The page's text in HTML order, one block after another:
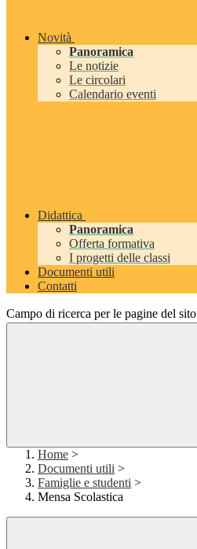
Novità
Panoramica
Le notizie
Le circolari
Calendario eventi
Didattica
Panoramica
Offerta formativa
I progetti delle classi
Documenti utili
Contatti
Campo di ricerca per le pagine del sito
Home >
Documenti utili >
Famiglie e studenti >
Mensa Scolastica